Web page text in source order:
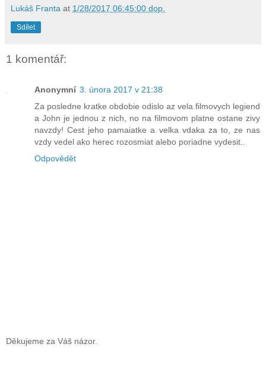
Lukáš Franta at 1/28/2017 06:45:00 dop.
Sdílet
1 komentář:
Anonymní 3. února 2017 v 21:38
Za posledne kratke obdobie odislo az vela filmovych legiend
a John je jednou z nich, no na filmovom platne ostane zivy
navzdy! Cest jeho pamaiatke a velka vdaka za to, ze nas
vzdy vedel ako herec rozosmiat alebo poriadne vydesit..
Odpovědět
Děkujeme za Váš názor.